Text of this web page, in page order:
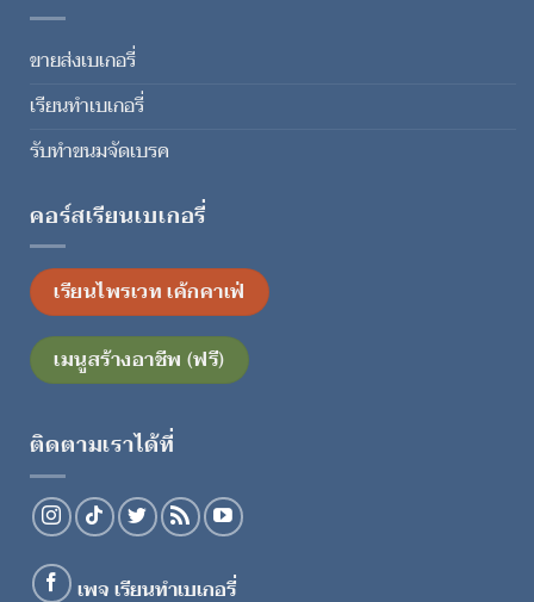
ขายส่งเบเกอรี่
เรียนทำเบเกอรี่
รับทำขนมจัดเบรค
คอร์สเรียนเบเกอรี่
เรียนไพรเวท เค้กคาเฟ่
เมนูสร้างอาชีพ (ฟรี)
ติดตามเราได้ที่
เพจ เรียนทำเบเกอรี่